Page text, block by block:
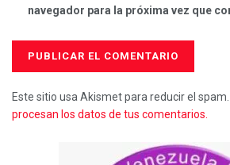
navegador para la próxima vez que
Este sitio usa Akismet para reducir el spam.
procesan los datos de tus comentarios.